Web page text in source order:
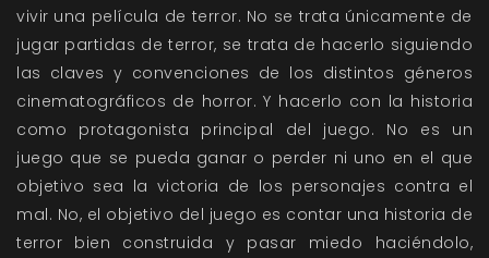
vivir una película de terror. No se trata únicamente de
jugar partidas de terror, se trata de hacerlo siguiendo
las claves y convenciones de los distintos géneros
cinematográficos de horror. Y hacerlo con la historia
como protagonista principal del juego. No es un
juego que se pueda ganar o perder ni uno en el que
objetivo sea la victoria de los personajes contra el
mal. No, el objetivo del juego es contar una historia de
terror bien construida y pasar miedo haciéndolo,